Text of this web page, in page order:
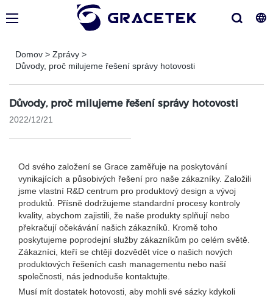
Domov > Zprávy >
Důvody, proč milujeme řešení správy hotovosti
Důvody, proč milujeme řešení správy hotovosti
2022/12/21
Od svého založení se Grace zaměřuje na poskytování
vynikajících a působivých řešení pro naše zákazníky. Založili
jsme vlastní R&D centrum pro produktový design a vývoj
produktů. Přísně dodržujeme standardní procesy kontroly
kvality, abychom zajistili, že naše produkty splňují nebo
překračují očekávání našich zákazníků. Kromě toho
poskytujeme poprodejní služby zákazníkům po celém světě.
Zákazníci, kteří se chtějí dozvědět více o našich nových
produktových řešeních cash managementu nebo naší
společnosti, nás jednoduše kontaktujte.
Musí mít dostatek hotovosti, aby mohli své sázky kdykoli